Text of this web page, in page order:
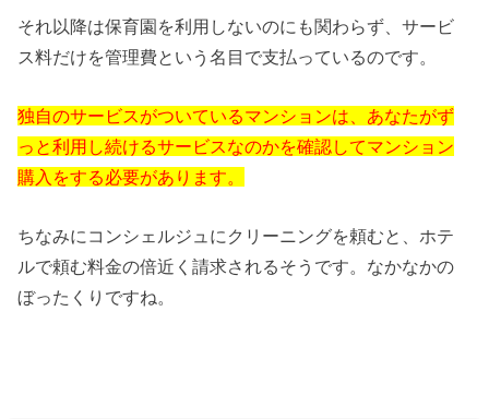
それ以降は保育園を利用しないのにも関わらず、サービ
ス料だけを管理費という名目で支払っているのです。
独自のサービスがついているマンションは、あなたがず
っと利用し続けるサービスなのかを確認してマンション
購入をする必要があります。
ちなみにコンシェルジュにクリーニングを頼むと、ホテ
ルで頼む料金の倍近く請求されるそうです。なかなかの
ぼったくりですね。